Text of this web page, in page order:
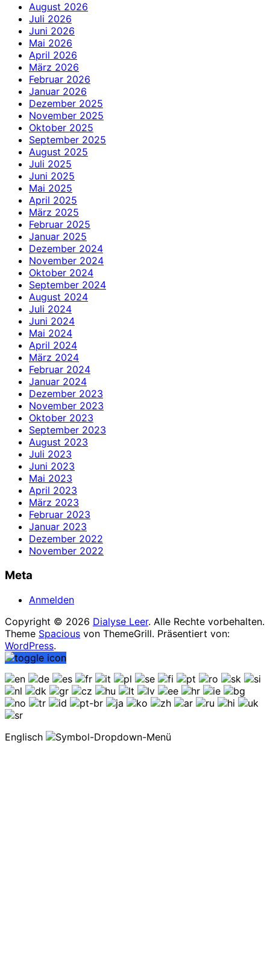
August 2026
Juli 2026
Juni 2026
Mai 2026
April 2026
März 2026
Februar 2026
Januar 2026
Dezember 2025
November 2025
Oktober 2025
September 2025
August 2025
Juli 2025
Juni 2025
Mai 2025
April 2025
März 2025
Februar 2025
Januar 2025
Dezember 2024
November 2024
Oktober 2024
September 2024
August 2024
Juli 2024
Juni 2024
Mai 2024
April 2024
März 2024
Februar 2024
Januar 2024
Dezember 2023
November 2023
Oktober 2023
September 2023
August 2023
Juli 2023
Juni 2023
Mai 2023
April 2023
März 2023
Februar 2023
Januar 2023
Dezember 2022
November 2022
Meta
Anmelden
Copyright © 2026 Dialyse Leer. Alle Rechte vorbehalten.
Theme Spacious von ThemeGrill. Präsentiert von:
WordPress.
Englisch